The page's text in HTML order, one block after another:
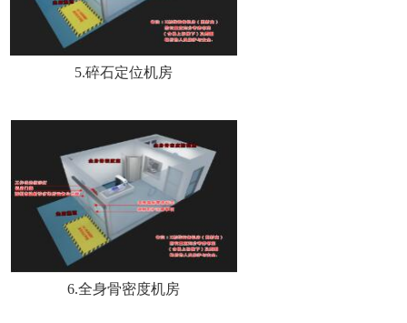
5.碎石定位机房
6.全身骨密度机房